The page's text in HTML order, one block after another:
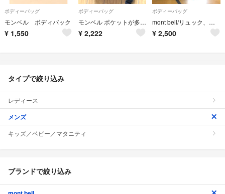
ボディーバッグ
モンベル ボディバック
¥ 1,550
ボディーバッグ
モンベル ポケットが多く使い勝手のいい長形状のポーチです。 フロントポケット
¥ 2,222
ボディーバッグ
mont bell/リュック、ウエストポーチ、ボディバック
¥ 2,500
タイプで絞り込み
レディース
メンズ
キッズ／ベビー／マタニティ
ブランドで絞り込み